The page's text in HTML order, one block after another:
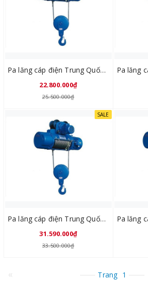
Pa lăng cáp điện Trung Quốc CD1 5Tx6M
22.800.000₫
25.500.000₫
SALE
Pa lăng cáp điện Trung Quốc CD1 5Tx12M
31.590.000₫
33.500.000₫
« Trang 1